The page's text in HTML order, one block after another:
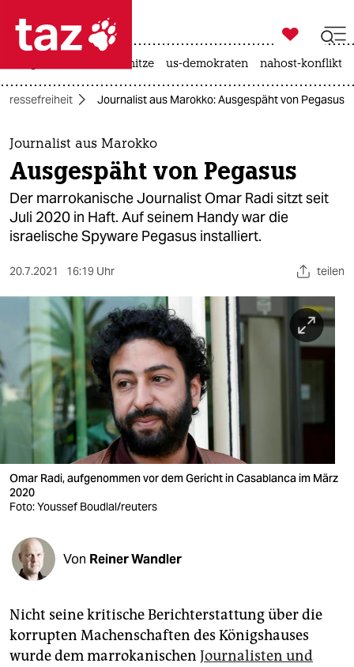
 taz zahl ich
taz zahl ich
themen
politik
öko
gesellschaft
sport
berlin
nord
wahrheit
verlag
verlag
shop
fragen & hilfe
unterstützen
abo

taz zahl ich
hitze us-demokraten nahost-konflikt
Pressefreiheit Journalist aus Marokko: Ausgespäht von Pegasus
Journalist aus Marokko
Ausgespäht von Pegasus
Der marrokanische Journalist Omar Radi sitzt seit
Juli 2020 in Haft. Auf seinem Handy war die
israelische Spyware Pegasus installiert.
20.7.2021 16:19 Uhr teilen
Omar Radi, aufgenommen vor dem Gericht in Casablanca im März
2020
Foto: Youssef Boudlal/reuters
Von Reiner Wandler
Nicht seine kritische Berichterstattung über die
korrupten Machenschaften des Königshauses
wurde dem marrokanischen Journalisten und